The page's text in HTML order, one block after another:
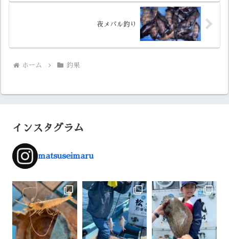
夜メバル釣り
ホーム 釣果
インスタグラム
matsuseimaru